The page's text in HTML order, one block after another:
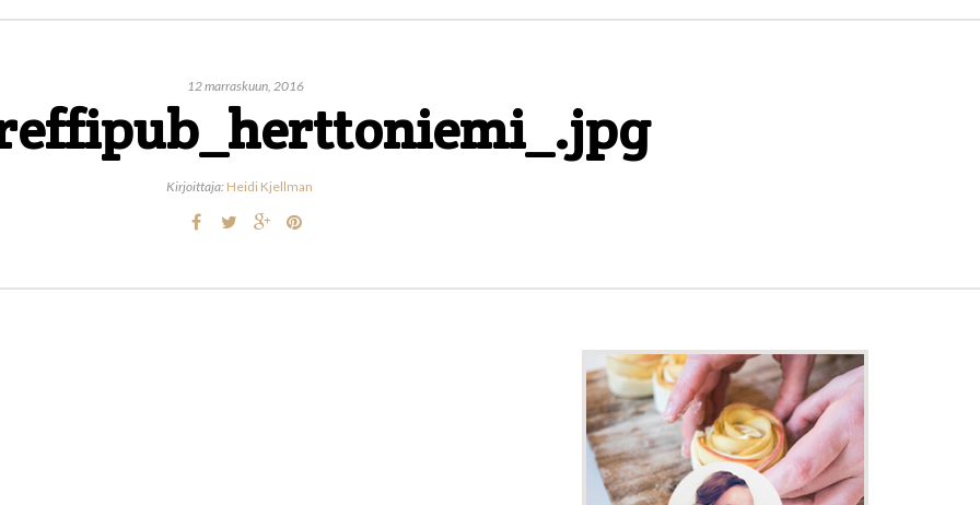
12 marraskuun, 2016
Kirjoittaja: Heidi Kjellman